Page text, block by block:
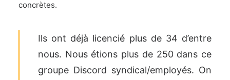
concrètes.
Ils ont déjà licencié plus de 34 d’entre
nous. Nous étions plus de 250 dans ce
groupe Discord syndical/employés. On